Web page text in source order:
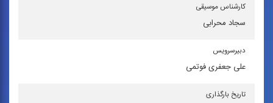
كارشناس موسیقی
سجاد محرابی
دبیرسرویس
علی جعفری فوتمی
تاریخ بارگذاری